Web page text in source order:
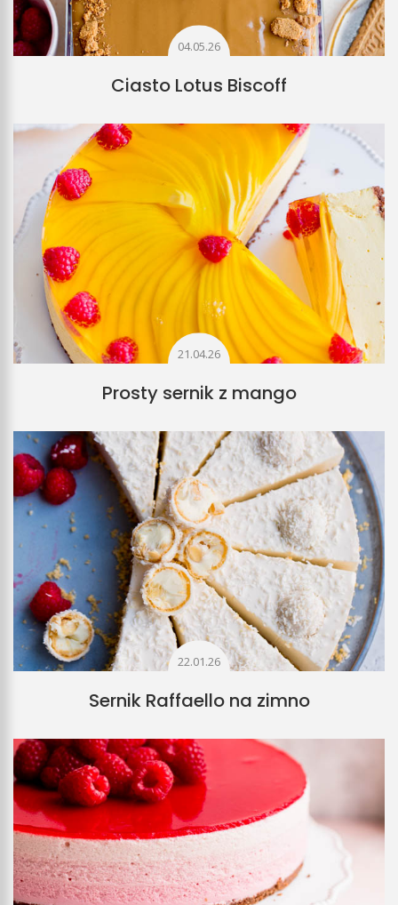
04.05.26
Ciasto Lotus Biscoff
21.04.26
Prosty sernik z mango
22.01.26
Sernik Raffaello na zimno